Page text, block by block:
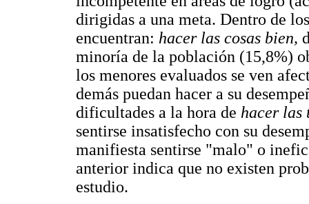
dirigidas a una meta. Dentro de
encuentran: hacer las cosas bien,
minoría de la población (15,8%)
los menores evaluados se ven
demás puedan hacer a su
dificultades a la hora de hacer las
sentirse insatisfecho con su
manifiesta sentirse "malo" o
anterior indica que no existen
estudio.